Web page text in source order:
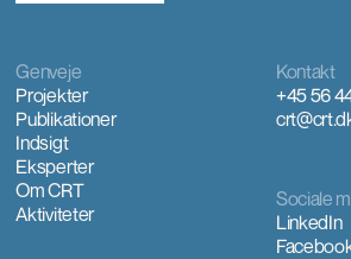
Kontakt
+45 56
Genveje
Projekter
Publikationer
Indsigt
Eksperter
Om CRT
Aktiviteter
Sociale
LinkedIn